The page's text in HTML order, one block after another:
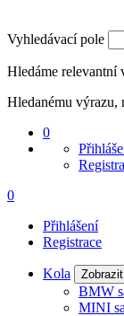
Vyhledávací pole
Hledáme relevantní
Hledanému výrazu,
0
0
Přihlášení
Registrace
Kola
BMW
MINI